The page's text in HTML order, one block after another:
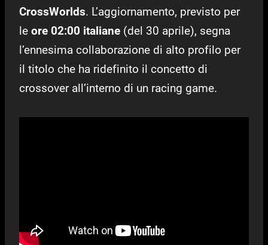
CrossWorlds. L’aggiornamento, previsto per
le ore 02:00 italiane (del 30 aprile), segna
l’ennesima collaborazione di alto profilo per
il titolo che ha ridefinito il concetto di
crossover all’interno di un racing game.